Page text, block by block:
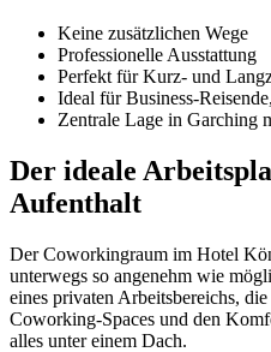
Keine zusätzlichen Wege
Professionelle Ausstattung
Perfekt für Kurz‑ und
Ideal für
Zentrale Lage in Garching
Der ideale
Aufenthalt
Der Coworkingraum im Hotel
unterwegs so angenehm wie
eines privaten Arbeitsbereichs,
Coworking‑Spaces und den
alles unter einem Dach.